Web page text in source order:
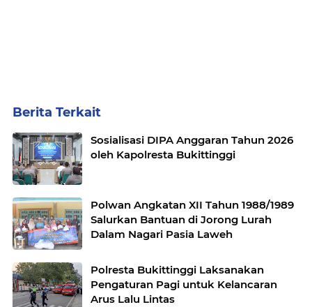
Berita Terkait
Sosialisasi DIPA Anggaran Tahun 2026
oleh Kapolresta Bukittinggi
Polwan Angkatan XII Tahun 1988/1989
Salurkan Bantuan di Jorong Lurah
Dalam Nagari Pasia Laweh
Polresta Bukittinggi Laksanakan
Pengaturan Pagi untuk Kelancaran
Arus Lalu Lintas